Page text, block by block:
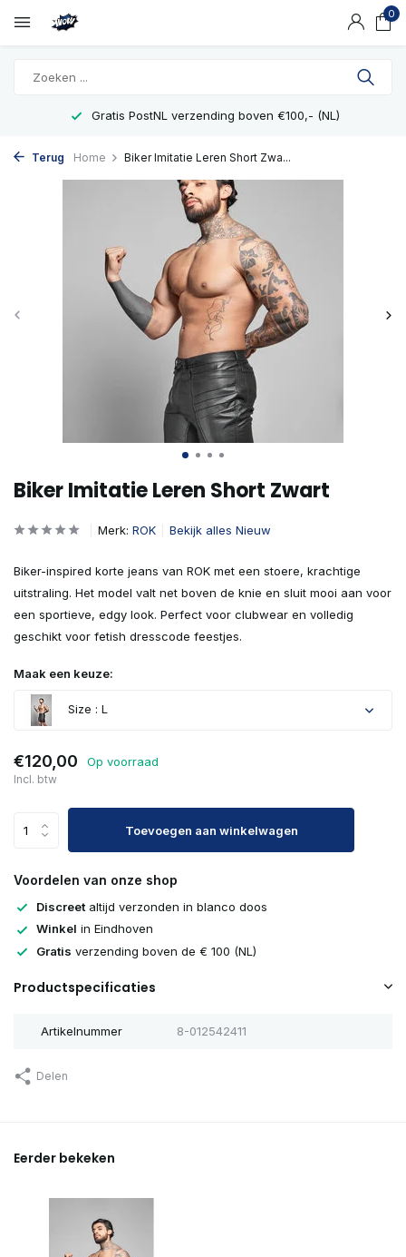
0
Gratis PostNL verzending boven €100,- (NL)
Terug Home Biker Imitatie Leren Short Zwa...
Biker Imitatie Leren Short Zwart
Merk: ROK Bekijk alles Nieuw
Biker-inspired korte jeans van ROK met een stoere, krachtige
uitstraling. Het model valt net boven de knie en sluit mooi aan voor
een sportieve, edgy look. Perfect voor clubwear en volledig
geschikt voor fetish dresscode feestjes.
Maak een keuze:
Size : L
€120,00 Op voorraad
Incl. btw
Toevoegen aan winkelwagen
Voordelen van onze shop
Discreet altijd verzonden in blanco doos
Winkel in Eindhoven
Gratis verzending boven de € 100 (NL)
Productspecificaties
Artikelnummer 8-012542411
Delen
Eerder bekeken